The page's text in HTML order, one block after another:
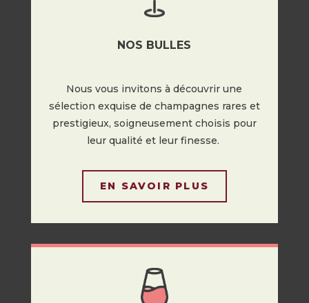
NOS BULLES
Nous vous invitons à découvrir une
sélection exquise de champagnes rares et
prestigieux, soigneusement choisis pour
leur qualité et leur finesse.
EN SAVOIR PLUS